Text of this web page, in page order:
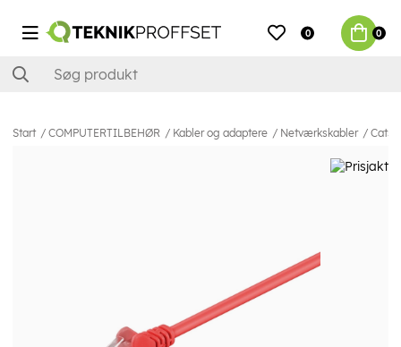
0 0
Start COMPUTERTILBEHØR Kabler og adaptere Netværkskabler Cat5e